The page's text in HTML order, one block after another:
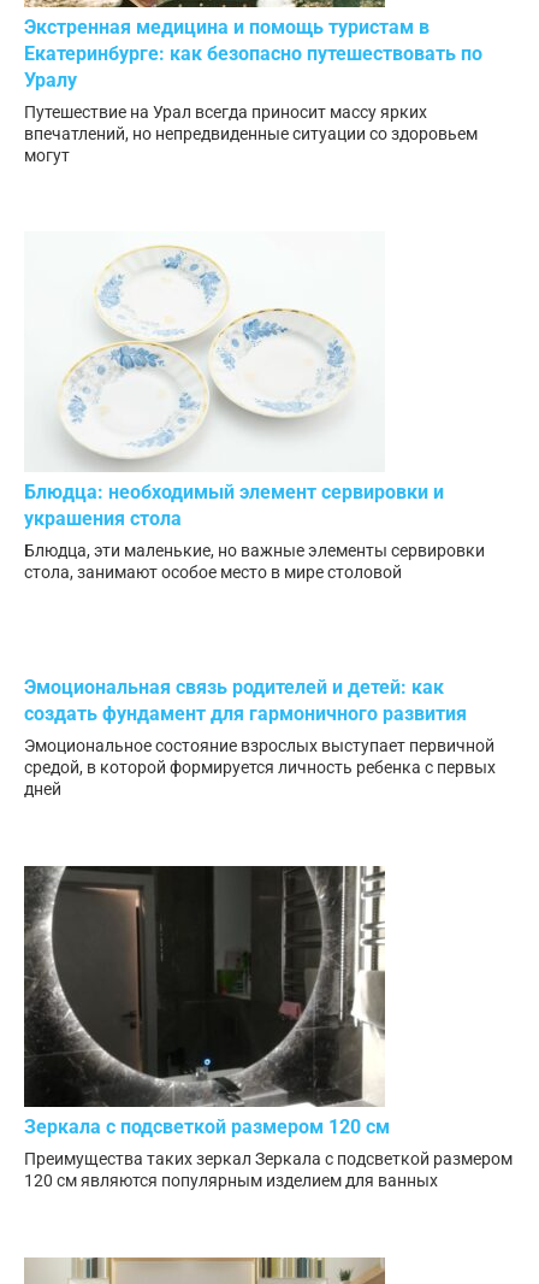
Экстренная медицина и помощь туристам в
Екатеринбурге: как безопасно путешествовать по
Уралу
Путешествие на Урал всегда приносит массу ярких
впечатлений, но непредвиденные ситуации со здоровьем
могут
Блюдца: необходимый элемент сервировки и
украшения стола
Блюдца, эти маленькие, но важные элементы сервировки
стола, занимают особое место в мире столовой
Эмоциональная связь родителей и детей: как
создать фундамент для гармоничного развития
Эмоциональное состояние взрослых выступает первичной
средой, в которой формируется личность ребенка с первых
дней
Зеркала с подсветкой размером 120 см
Преимущества таких зеркал Зеркала с подсветкой размером
120 см являются популярным изделием для ванных